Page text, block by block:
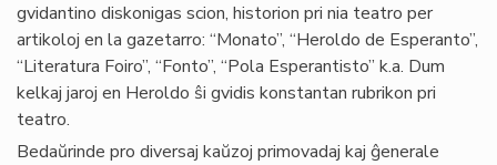
gvidantino diskonigas scion, historion pri nia teatro per
artikoloj en la gazetarro: “Monato”, “Heroldo de Esperanto”,
“Literatura Foiro”, “Fonto”, “Pola Esperantisto” k.a. Dum
kelkaj jaroj en Heroldo ŝi gvidis konstantan rubrikon pri
teatro.
Bedaŭrinde pro diversaj kaŭzoj primovadaj kaj ĝenerale